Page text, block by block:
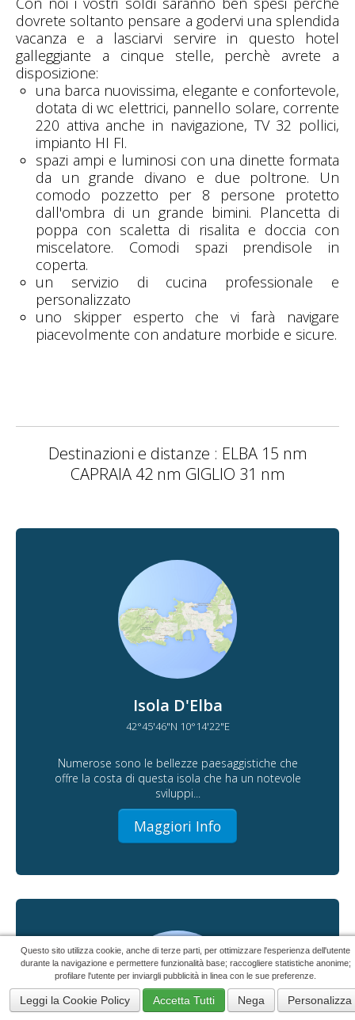
dovrete soltanto pensare a godervi una splendida
vacanza e a lasciarvi servire in questo hotel
galleggiante a cinque stelle, perchè avrete a
disposizione:
una barca nuovissima, elegante e confortevole,
dotata di wc elettrici, pannello solare, corrente
220 attiva anche in navigazione, TV 32 pollici,
impianto HI FI.
spazi ampi e luminosi con una dinette formata
da un grande divano e due poltrone. Un
comodo pozzetto per 8 persone protetto
dall'ombra di un grande bimini. Plancetta di
poppa con scaletta di risalita e doccia con
miscelatore. Comodi spazi prendisole in
coperta.
un servizio di cucina professionale e
personalizzato
uno skipper esperto che vi farà navigare
piacevolmente con andature morbide e sicure.
Destinazioni e distanze : ELBA 15 nm
CAPRAIA 42 nm GIGLIO 31 nm
Isola D'Elba
42°45'46"N 10°14'22"E
Numerose sono le bellezze paesaggistiche che
offre la costa di questa isola che ha un notevole
sviluppi...
Maggiori Info
Questo sito utilizza cookie, anche di terze parti, per ottimizzare l'esperienza dell'utente
durante la navigazione e permettere funzionalità base; raccogliere statistiche anonime;
profilare l'utente per inviargli pubblicità in linea con le sue preferenze.
Leggi la Cookie Policy Accetta Tutti Nega Personalizza